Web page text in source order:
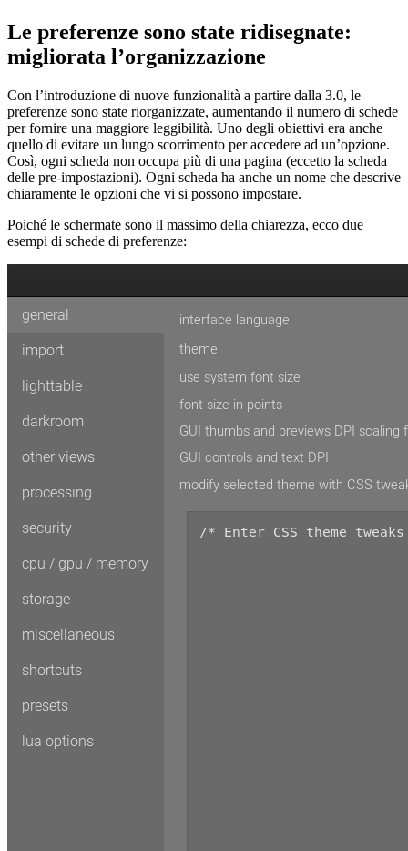
Le preferenze sono state ridisegnate:
migliorata l’organizzazione
Con l’introduzione di nuove funzionalità a partire dalla 3.0, le
preferenze sono state riorganizzate, aumentando il numero di schede
per fornire una maggiore leggibilità. Uno degli obiettivi era anche
quello di evitare un lungo scorrimento per accedere ad un’opzione.
Così, ogni scheda non occupa più di una pagina (eccetto la scheda
delle pre-impostazioni). Ogni scheda ha anche un nome che descrive
chiaramente le opzioni che vi si possono impostare.
Poiché le schermate sono il massimo della chiarezza, ecco due
esempi di schede di preferenze: